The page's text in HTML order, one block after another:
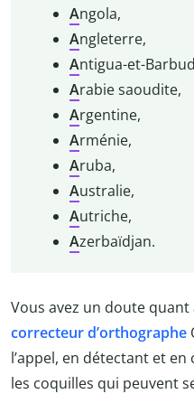
Angola,
Angleterre,
Antigua-et-
Arabie saoudite,
Argentine,
Arménie,
Aruba,
Australie,
Autriche,
Azerbaïdjan.
Vous avez un doute quant
correcteur d’orthographe
l’appel, en détectant et
les coquilles qui peuvent